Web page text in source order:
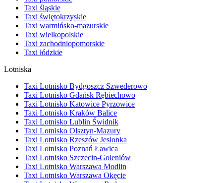
Taxi śląskie
Taxi świętokrzyskie
Taxi warmińsko-mazurskie
Taxi wielkopolskie
Taxi zachodniopomorskie
Taxi łódzkie
Lotniska
Taxi Lotnisko Bydgoszcz Szwederowo
Taxi Lotnisko Gdańsk Rębiechowo
Taxi Lotnisko Katowice Pyrzowice
Taxi Lotnisko Kraków Balice
Taxi Lotnisko Lublin Świdnik
Taxi Lotnisko Olsztyn-Mazury
Taxi Lotnisko Rzeszów Jesionka
Taxi Lotnisko Poznań Ławica
Taxi Lotnisko Szczecin-Goleniów
Taxi Lotnisko Warszawa Modlin
Taxi Lotnisko Warszawa Okęcie